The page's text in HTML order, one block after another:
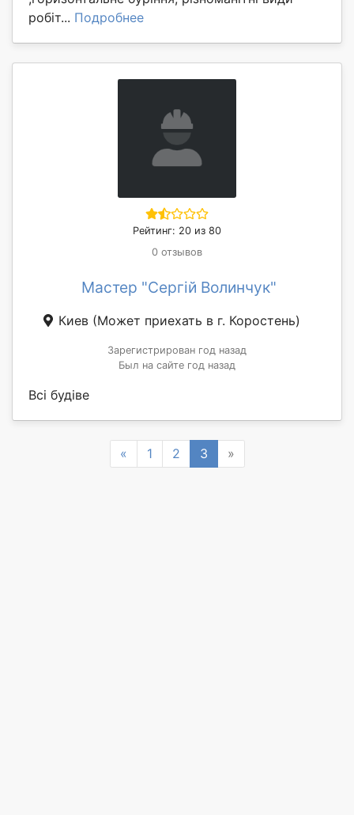
робіт... Подробнее
Рейтинг: 20 из 80
0 отзывов
Мастер "Сергій Волинчук"
Киев (Может приехать в г. Коростень)
Зарегистрирован год назад
Был на сайте год назад
Всі будіве
«Previous
1 2 3 »Next